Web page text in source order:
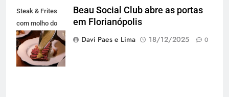
Steak & Frites
com molho do
chef (foto
agência Blend)
Beau Social Club abre as portas
em Florianópolis
Davi Paes e Lima
18/12/2025 0